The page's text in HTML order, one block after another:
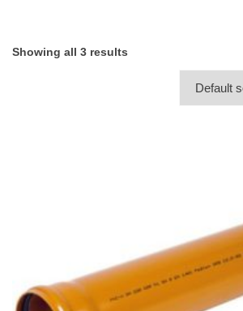
Showing all 3 results